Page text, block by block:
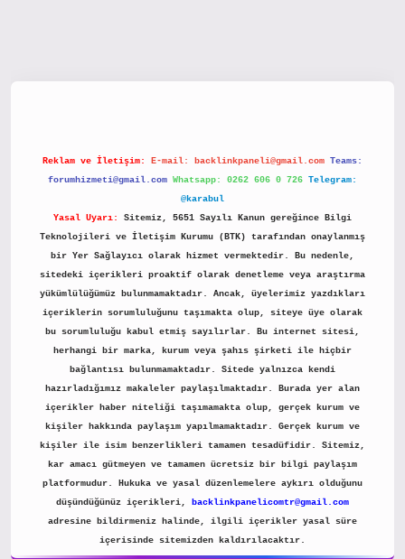
Reklam ve İletişim: E-mail: backlinkpaneli@gmail.com Teams:
forumhizmeti@gmail.com Whatsapp: 0262 606 0 726 Telegram:
@karabul
Yasal Uyarı:
Sitemiz, 5651 Sayılı Kanun gereğince Bilgi
Teknolojileri ve İletişim Kurumu (BTK) tarafından onaylanmış
bir Yer Sağlayıcı olarak hizmet vermektedir. Bu nedenle,
sitedeki içerikleri proaktif olarak denetleme veya araştırma
yükümlülüğümüz bulunmamaktadır. Ancak, üyelerimiz yazdıkları
içeriklerin sorumluluğunu taşımakta olup, siteye üye olarak
bu sorumluluğu kabul etmiş sayılırlar. Bu internet sitesi,
herhangi bir marka, kurum veya şahıs şirketi ile hiçbir
bağlantısı bulunmamaktadır. Sitede yalnızca kendi
hazırladığımız makaleler paylaşılmaktadır. Burada yer alan
içerikler haber niteliği taşımamakta olup, gerçek kurum ve
kişiler hakkında paylaşım yapılmamaktadır. Gerçek kurum ve
kişiler ile isim benzerlikleri tamamen tesadüfidir. Sitemiz,
kar amacı gütmeyen ve tamamen ücretsiz bir bilgi paylaşım
platformudur. Hukuka ve yasal düzenlemelere aykırı olduğunu
düşündüğünüz içerikleri,
backlinkpanelicomtr@gmail.com
adresine bildirmeniz halinde, ilgili içerikler yasal süre
içerisinde sitemizden kaldırılacaktır.